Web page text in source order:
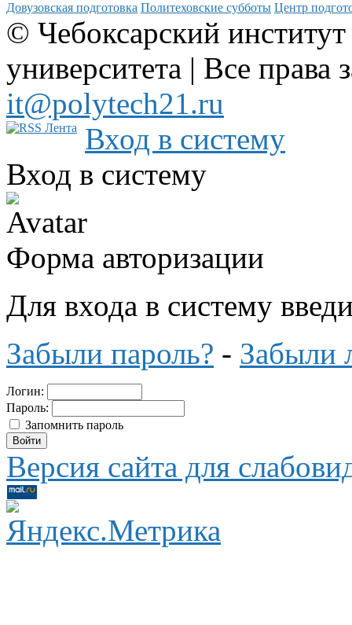
Довузовская подготовка Политеховские субботы Центр
© Чебоксарский
университета | Все
it@polytech21.ru
Вход в систему
Вход в систему
Форма авторизации
Для входа в систему
Забыли пароль? - Забыли
Логин:
Пароль:
Запомнить пароль
Версия сайта для